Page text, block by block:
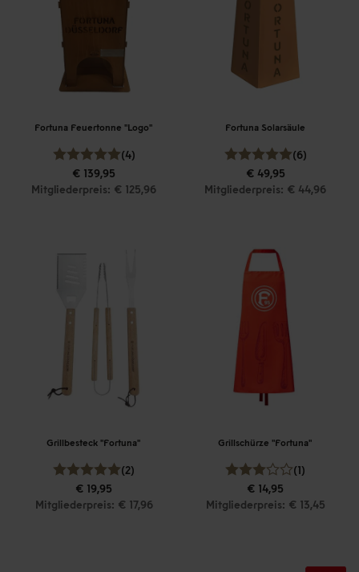
Fortuna Feuertonne "Logo"
(4)
€ 139,95
Mitgliederpreis: € 125,96
Fortuna Solarsäule
(6)
€ 49,95
Mitgliederpreis: € 44,96
Grillbesteck "Fortuna"
(2)
€ 19,95
Mitgliederpreis: € 17,96
Grillschürze "Fortuna"
(1)
€ 14,95
Mitgliederpreis: € 13,45